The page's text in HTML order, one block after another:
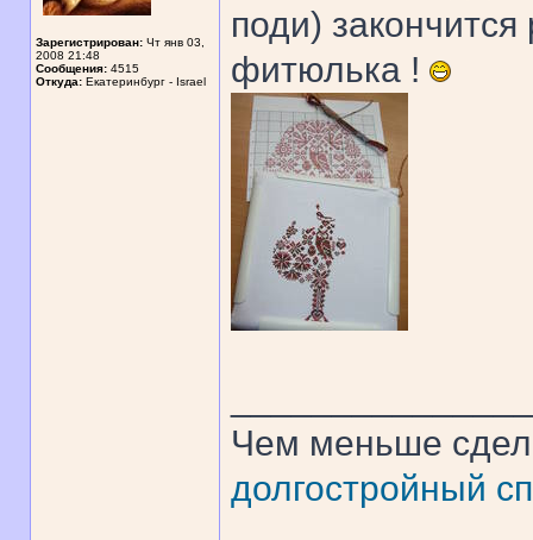
Зарегистрирован: Чт янв 03,
2008 21:48
Сообщения: 4515
Откуда: Екатеринбург - Israel
поди)
фитюлька !
Чем меньше
долгостройный